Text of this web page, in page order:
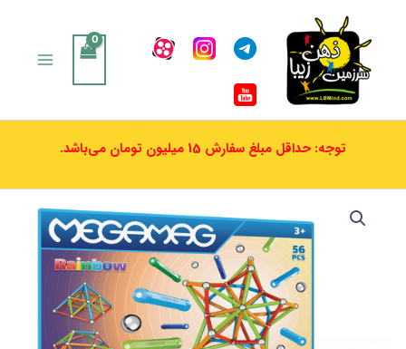
توجه: حداقل مبلغ سفارش 15 میلیون تومان می‌باشد.